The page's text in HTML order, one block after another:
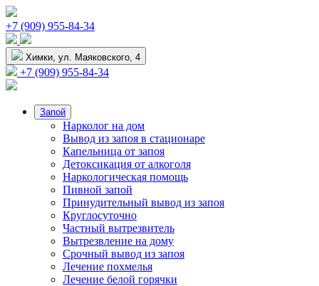
+7 (909) 955-84-34
Химки, ул. Маяковского, 4
+7 (909) 955-84-34
Запой
Нарколог на дом
Вывод из запоя в стационаре
Капельница от запоя
Детоксикация от алкоголя
Наркологическая помощь
Пивной запой
Принудительный вывод из запоя
Круглосуточно
Частный вытрезвитель
Вытрезвление на дому
Срочный вывод из запоя
Лечение похмелья
Лечение белой горячки